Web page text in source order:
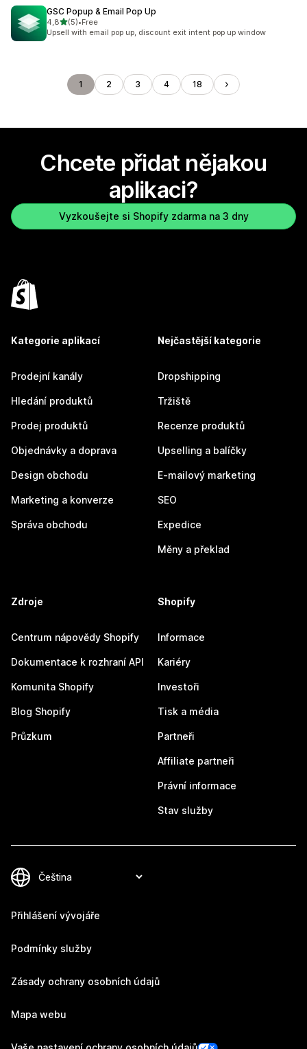
GSC Popup & Email Pop Up
4,8z 5 hvězd
(5)
Celkový počet recenzí: 5
•Free
Upsell with email pop up, discount exit intent pop up window
1 2 3 4 18
Chcete přidat nějakou
aplikaci?
Vyzkoušejte si Shopify zdarma na 3 dny
Kategorie aplikací
Prodejní kanály
Hledání produktů
Prodej produktů
Objednávky a doprava
Design obchodu
Marketing a konverze
Správa obchodu
Nejčastější kategorie
Dropshipping
Tržiště
Recenze produktů
Upselling a balíčky
E-mailový marketing
SEO
Expedice
Měny a překlad
Zdroje
Centrum nápovědy Shopify
Dokumentace k rozhraní API
Komunita Shopify
Blog Shopify
Průzkum
Shopify
Informace
Kariéry
Investoři
Tisk a média
Partneři
Affiliate partneři
Právní informace
Stav služby
Přihlášení vývojáře
Podmínky služby
Zásady ochrany osobních údajů
Mapa webu